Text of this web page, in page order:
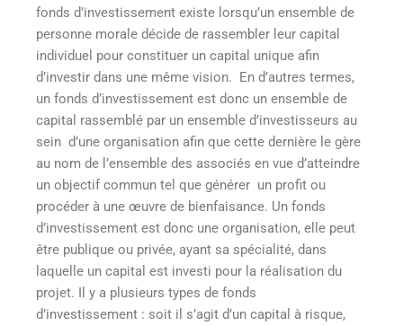
fonds d’investissement existe lorsqu’un ensemble de
personne morale décide de rassembler leur capital
individuel pour constituer un capital unique afin
d’investir dans une même vision. En d’autres termes,
un fonds d’investissement est donc un ensemble de
capital rassemblé par un ensemble d’investisseurs au
sein d’une organisation afin que cette dernière le gère
au nom de l’ensemble des associés en vue d’atteindre
un objectif commun tel que générer un profit ou
procéder à une œuvre de bienfaisance. Un fonds
d’investissement est donc une organisation, elle peut
être publique ou privée, ayant sa spécialité, dans
laquelle un capital est investi pour la réalisation du
projet. Il y a plusieurs types de fonds
d’investissement : soit il s’agit d’un capital à risque,